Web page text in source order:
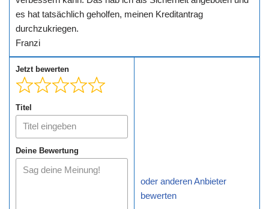
es hat tatsächlich geholfen, meinen Kreditantrag
durchzukriegen.
Franzi
Jetzt bewerten
Titel
Deine Bewertung
oder anderen Anbieter
bewerten